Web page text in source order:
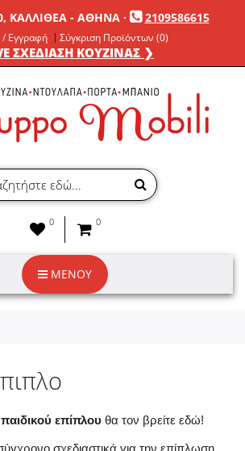
ΚΑΛΛΙΘΕΑ - ΑΘΗΝΑ· 2109586615
Εγγραφή Σύγκριση Προϊόντων (0)
ΣΧΕΔΙΑΣΗ ΚΟΥΖΙΝΑΣ ❯
0 0
ΜΕΝΟΥ
παιδικού επίπλου θα τον βρείτε εδώ!
σχεδιαστικά για την επίπλωση